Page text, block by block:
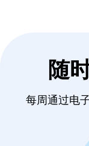
随
每周通过电